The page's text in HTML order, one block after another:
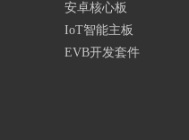
安卓核心板
IoT智能主板
EVB开发套件